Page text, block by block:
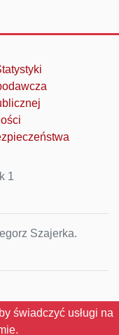
1
Szajerka.
świadczyć usługi na